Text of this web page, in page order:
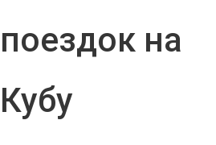
поездок на
Кубу